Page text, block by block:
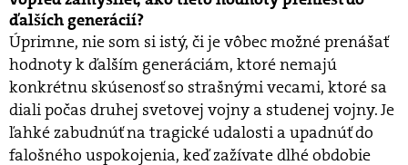
ďalších generácií?
Úprimne, nie som si istý, či je vôbec možné prenášať
hodnoty k ďalším generáciám, ktoré nemajú
konkrétnu skúsenosť so strašnými vecami, ktoré sa
diali počas druhej svetovej vojny a studenej vojny. Je
ľahké zabudnúť na tragické udalosti a upadnúť do
falošného uspokojenia, keď zažívate dlhé obdobie